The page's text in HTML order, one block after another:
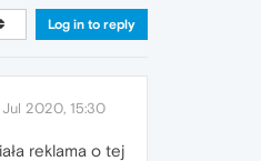
Log in to reply
Jul 2020, 15:30
reklama o tej